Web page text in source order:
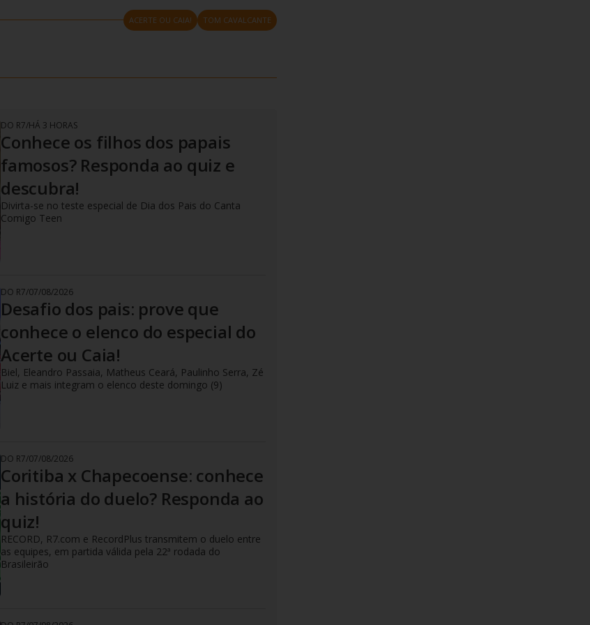
ACERTE OU CAIA! TOM CAVALCANTE
DO R7/HÁ 3 HORAS
Conhece os filhos dos papais
famosos? Responda ao quiz e
descubra!
Divirta-se no teste especial de Dia dos Pais do Canta
Comigo Teen
DO R7/07/08/2026
Desafio dos pais: prove que
conhece o elenco do especial do
Acerte ou Caia!
Biel, Eleandro Passaia, Matheus Ceará, Paulinho Serra, Zé
Luiz e mais integram o elenco deste domingo (9)
DO R7/07/08/2026
Coritiba x Chapecoense: conhece
a história do duelo? Responda ao
quiz!
RECORD, R7.com e RecordPlus transmitem o duelo entre
as equipes, em partida válida pela 22ª rodada do
Brasileirão